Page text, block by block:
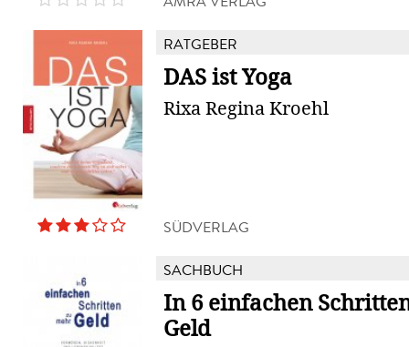
RATGEBER
DAS ist Yoga
Rixa Regina Kroehl
SÜDVERLAG
SACHBUCH
In 6 einfachen
Geld